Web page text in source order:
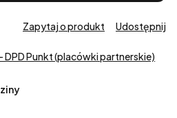
Zapytaj o produkt Udostępnij
- DPD Punkt (placówki partnerskie)